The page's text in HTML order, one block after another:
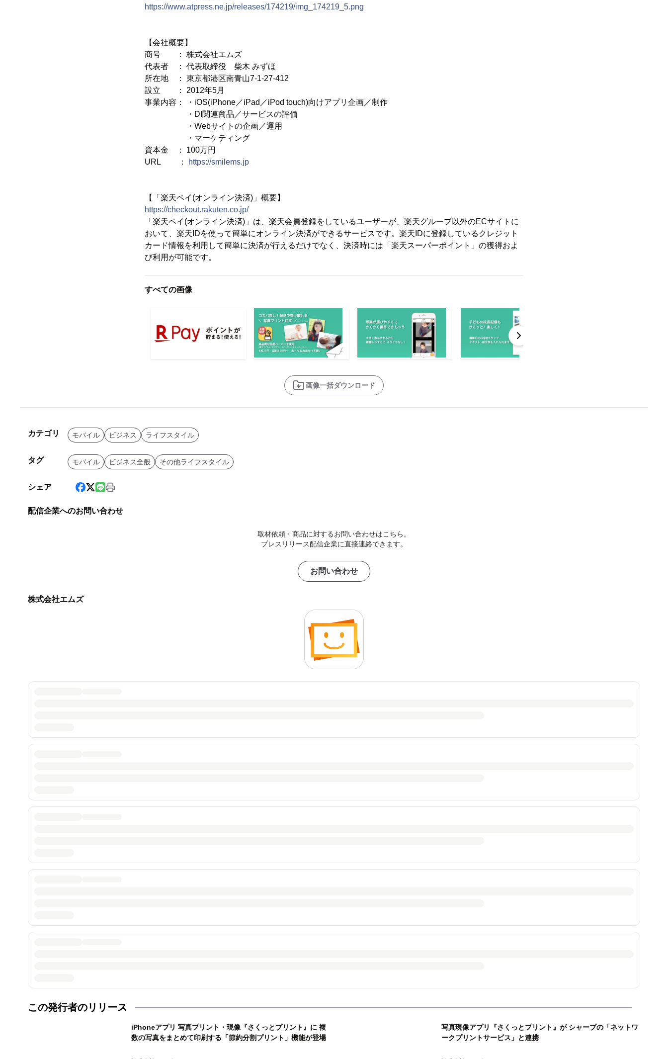
https://www.atpress.ne.jp/releases/174219/img_174219_5.png
【会社概要】
商号 ： 株式会社エムズ
代表者 ： 代表取締役 柴木 みずほ
所在地 ： 東京都港区南青山7-1-27-412
設立 ： 2012年5月
事業内容： ・iOS(iPhone／iPad／iPod touch)向けアプリ企画／制作
・DI関連商品／サービスの評価
・Webサイトの企画／運用
・マーケティング
資本金 ： 100万円
URL ：
https://smilems.jp
【「楽天ペイ(オンライン決済)」概要】
https://checkout.rakuten.co.jp/
「楽天ペイ(オンライン決済)」は、楽天会員登録をしているユーザーが、楽天グループ以外のECサイトに
おいて、楽天IDを使って簡単にオンライン決済ができるサービスです。楽天IDに登録しているクレジット
カード情報を利用して簡単に決済が行えるだけでなく、決済時には「楽天スーパーポイント」の獲得およ
び利用が可能です。
すべての画像
画像一括ダウンロード
カテゴリ モバイル ビジネス ライフスタイル
タグ モバイル ビジネス全般 その他ライフスタイル
シェア
配信企業へのお問い合わせ
取材依頼・商品に対するお問い合わせはこちら。
プレスリリース配信企業に直接連絡できます。
お問い合わせ
株式会社エムズ
この発行者のリリース
iPhoneアプリ 写真プリント・現像『さくっとプリント』に 複
数の写真をまとめて印刷する「節約分割プリント」機能が登場
写真現像アプリ『さくっとプリント』が シャープの「ネットワ
ークプリントサービス」と連携